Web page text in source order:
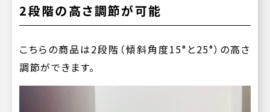
2段階の高さ調節が可能
こちらの商品は2段階（傾斜角度15°と25°）の高さ
調節ができます。